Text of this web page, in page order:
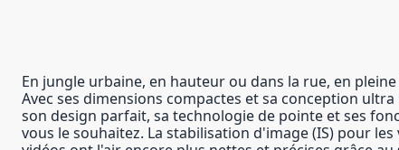
En jungle urbaine, en hauteur ou dans la rue, en
Avec ses dimensions compactes et sa conception
son design parfait, sa technologie de pointe et ses
vous le souhaitez. La stabilisation d'image (IS) pour